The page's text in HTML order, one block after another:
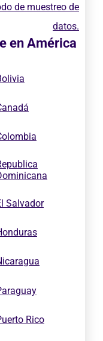
de muestreo de
datos.
en América
Salvador
Rico